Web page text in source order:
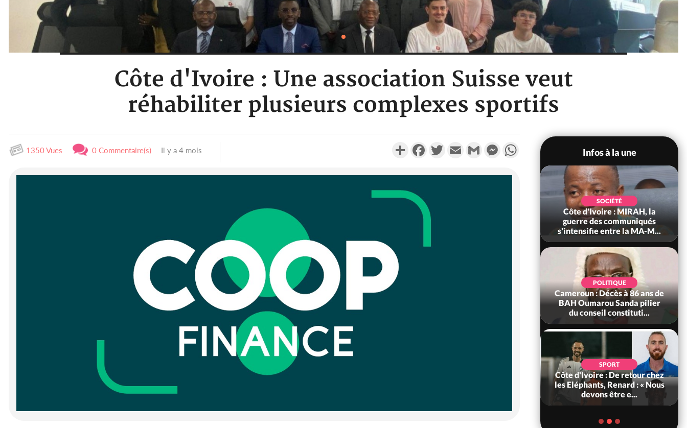
Côte d'Ivoire : Une association Suisse veut
réhabiliter plusieurs complexes sportifs
1350 Vues 0 Commentaire(s) Il y a 4 mois PartagerFacebookTwitterEmail Gmail MessengerWhatsApp
Infos à la une
Côte d'Ivoire : Man, deux
personnes périssent dans un
SOCIÉTÉ
Côte d'Ivoire : MIRAH, la
guerre des communiqués
s'intensifie entre la MA-M...
POLITIQUE
Cameroun : Décès à 86 ans de
BAH Oumarou Sanda pilier
du conseil constituti...
SPORT
Côte d'Ivoire : De retour chez
les Eléphants, Renard : « Nous
devons être e...